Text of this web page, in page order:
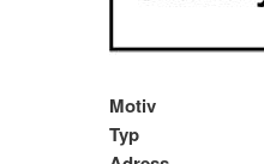
Motiv
Typ